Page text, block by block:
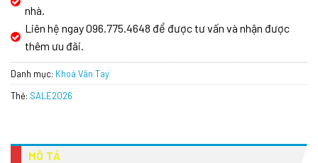
nhà.
Liên hệ ngay 096.775.4648 để được tư vấn và nhận được
thêm ưu đãi.
Danh mục: Khoá Vân Tay
Thẻ: SALE2026
MÔ TẢ